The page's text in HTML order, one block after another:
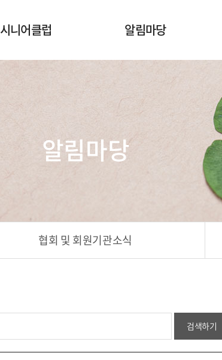
시니어클럽 알림마당
협회 및 회원기관소식
구인정보
알림마당
협회 및 회원기관소식
검색하기